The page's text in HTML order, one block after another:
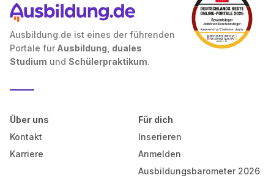
Ausbildung.de ist eines der führenden
Portale für Ausbildung, duales
Studium und Schülerpraktikum.
Über uns
Kontakt
Karriere
Für dich
Inserieren
Anmelden
Ausbildungsbarometer 2026